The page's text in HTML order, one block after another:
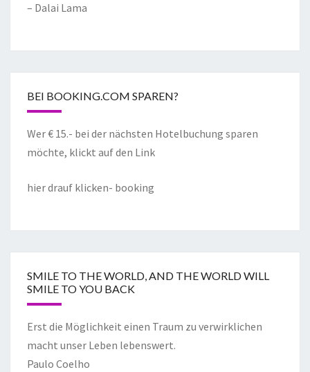
– Dalai Lama
BEI BOOKING.COM SPAREN?
Wer € 15.- bei der nächsten Hotelbuchung sparen
möchte, klickt auf den Link
hier drauf klicken- booking
SMILE TO THE WORLD, AND THE WORLD WILL
SMILE TO YOU BACK
Erst die Möglichkeit einen Traum zu verwirklichen
macht unser Leben lebenswert.
Paulo Coelho